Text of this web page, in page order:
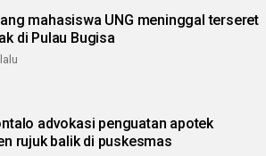
mahasiswa UNG meninggal terseret
di Pulau Bugisa
advokasi penguatan apotek
rujuk balik di puskesmas